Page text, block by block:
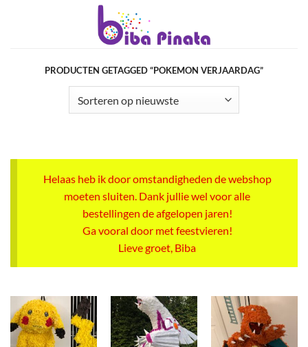
PRODUCTEN GETAGGED “POKEMON VERJAARDAG”
Helaas heb ik door omstandigheden de webshop
moeten sluiten. Dank jullie wel voor alle
bestellingen de afgelopen jaren!
Ga vooral door met feestvieren!
Lieve groet, Biba